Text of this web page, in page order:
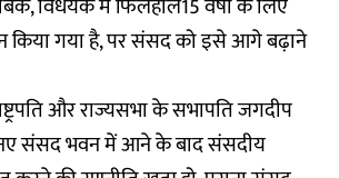
विधेयक में फिलहाल15 वर्षों के लिए
किया गया है, पर संसद को इसे आगे बढ़ाने
और राज्यसभा के सभापति जगदीप
संसद भवन में आने के बाद संसदीय